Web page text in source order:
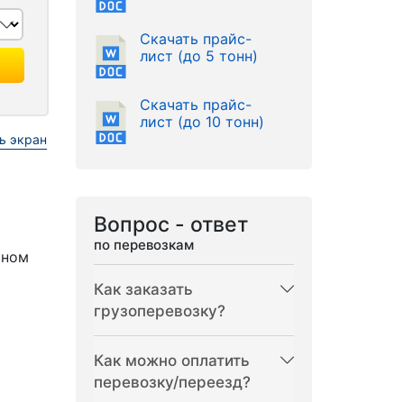
экран
Скачать прайс-
лист (до 5 тонн)
Скачать прайс-
лист (до 10 тонн)
Вопрос - ответ
по перевозкам
Как заказать
грузоперевозку?
Как можно оплатить
перевозку/переезд?